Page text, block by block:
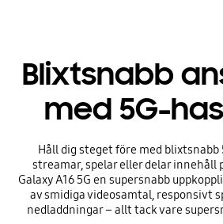
Blixtsnabb
med 5G-
Håll dig steget före med blixtsnabb
streamar, spelar eller delar innehåll
Galaxy A16 5G en supersnabb
av smidiga videosamtal, responsivt
nedladdningar – allt tack vare